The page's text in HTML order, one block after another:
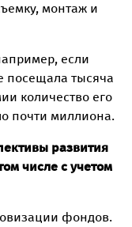
монтаж и
если
посещала тысяча
количество его
почти миллиона.
развития
числе с учетом
фондов.